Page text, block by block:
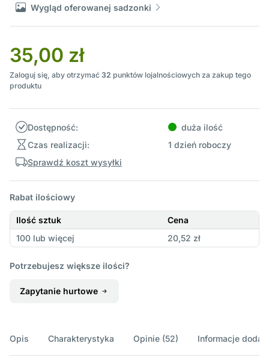
Wygląd oferowanej sadzonki
35,00 zł
Zaloguj się, aby otrzymać 32 punktów lojalnościowych za zakup tego
produktu
Dostępność:
duża ilość
Czas realizacji:
1 dzień roboczy
Sprawdź koszt wysyłki
Rabat ilościowy
Ilość sztuk
Cena
100 lub więcej
20,52 zł
Potrzebujesz większe ilości?
Zapytanie hurtowe
Opis Charakterystyka Opinie (52) Informacje